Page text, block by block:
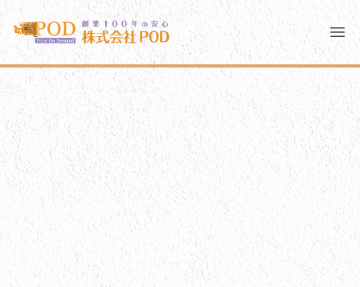
メインコンテンツにスキップ
株式会社ペイント・オン・デマンド
千葉の外壁塗装・屋根塗装なら創業100年の安心 ペイン
株式会社ペイント・オン・デマンド
モバイルメニュー
PODのまちづくり
ご相談と流れ
PODについて